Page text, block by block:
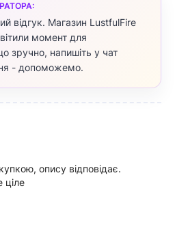
відгук. Магазин LustfulFire
момент для
зручно, напишіть у чат
- допоможемо.
опису відповідає.
ціле